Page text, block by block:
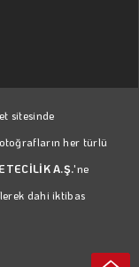
sitesinde
her türlü
A.Ş.'ne
dahi iktibas